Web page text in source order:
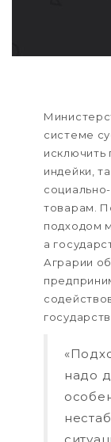
системе
исключить
индейки,
товарам.
подходом
а
Аграрии
надо